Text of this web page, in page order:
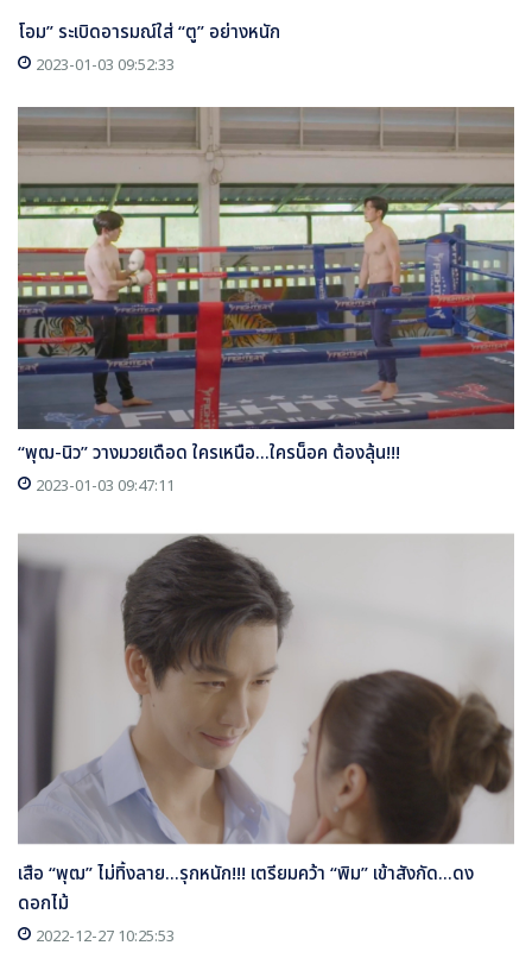
โอม” ระเบิดอารมณ์ใส่ “ตู” อย่างหนัก
2023-01-03 09:52:33
“พุฒ-นิว” วางมวยเดือด ใครเหนือ...ใครน็อค ต้องลุ้น!!!
2023-01-03 09:47:11
เสือ “พุฒ” ไม่ทิ้งลาย...รุกหนัก!!! เตรียมคว้า “พิม” เข้าสังกัด...ดง
ดอกไม้
2022-12-27 10:25:53